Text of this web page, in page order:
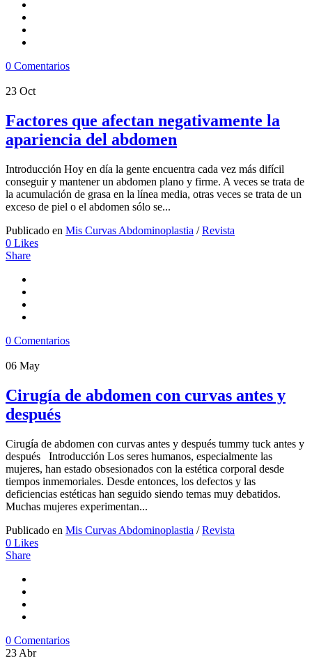
0 Comentarios
23 Oct
Factores que afectan negativamente la
apariencia del abdomen
Introducción Hoy en día la gente encuentra cada vez más difícil
conseguir y mantener un abdomen plano y firme. A veces se trata de
la acumulación de grasa en la línea media, otras veces se trata de un
exceso de piel o el abdomen sólo se...
Publicado en Mis Curvas Abdominoplastia /Revista
0 Likes
Share
0 Comentarios
06 May
Cirugía de abdomen con curvas antes y
después
Cirugía de abdomen con curvas antes y después tummy tuck antes y
después Introducción Los seres humanos, especialmente las
mujeres, han estado obsesionados con la estética corporal desde
tiempos inmemoriales. Desde entonces, los defectos y las
deficiencias estéticas han seguido siendo temas muy debatidos.
Muchas mujeres experimentan...
Publicado en Mis Curvas Abdominoplastia /Revista
0 Likes
Share
0 Comentarios
23 Abr